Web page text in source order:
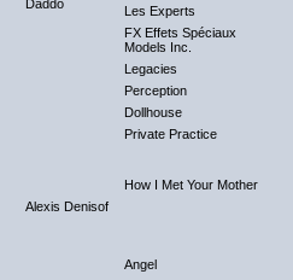
Daddo
Les Experts
FX Effets Spéciaux
Models Inc.
Alexis Denisof
Legacies
Perception
Dollhouse
Private Practice
How I Met Your Mother
Angel